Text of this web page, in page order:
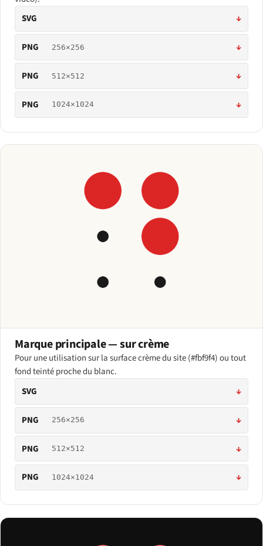
SVG
↓
PNG 256×256 ↓
PNG 512×512 ↓
PNG 1024×1024 ↓
Marque principale — sur crème
Pour une utilisation sur la surface crème du site (#fbf9f4) ou tout
fond teinté proche du blanc.
SVG
↓
PNG 256×256 ↓
PNG 512×512 ↓
PNG 1024×1024 ↓